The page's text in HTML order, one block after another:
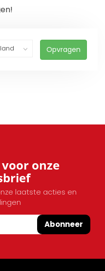
Opvragen
onze
laatste acties en
Abonneer